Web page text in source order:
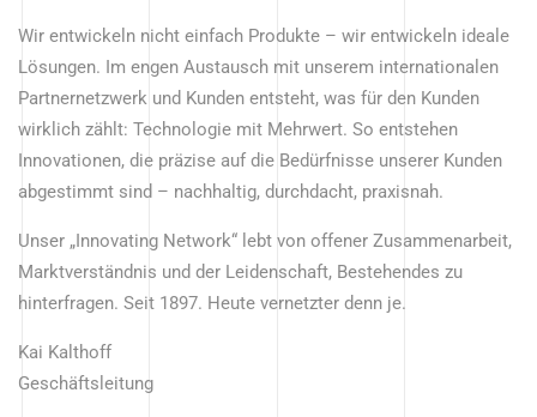
Wir entwickeln nicht einfach Produkte – wir entwickeln ideale
Lösungen. Im engen Austausch mit unserem internationalen
Partnernetzwerk und Kunden entsteht, was für den Kunden
wirklich zählt: Technologie mit Mehrwert. So entstehen
Innovationen, die präzise auf die Bedürfnisse unserer Kunden
abgestimmt sind – nachhaltig, durchdacht, praxisnah.
Unser „Innovating Network“ lebt von offener Zusammenarbeit,
Marktverständnis und der Leidenschaft, Bestehendes zu
hinterfragen. Seit 1897. Heute vernetzter denn je.
Kai Kalthoff
Geschäftsleitung